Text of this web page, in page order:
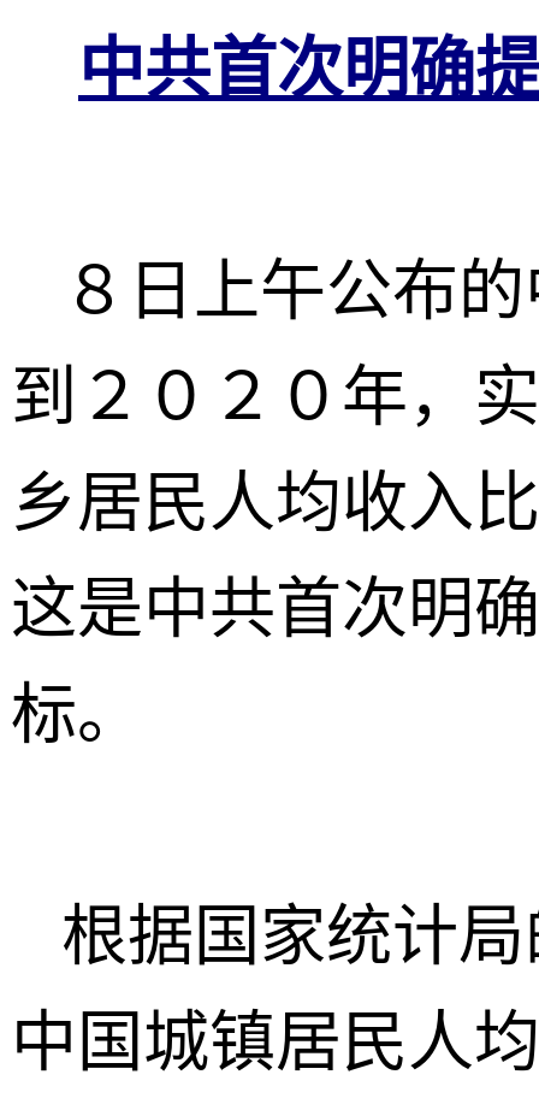
中共首次明确
８日上午公布
到２０２０年，
乡居民人均收入
这是中共首次明
标。
根据国家统计
中国城镇居民人